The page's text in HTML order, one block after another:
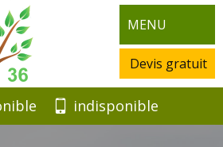
MENU
Devis gratuit
indisponible